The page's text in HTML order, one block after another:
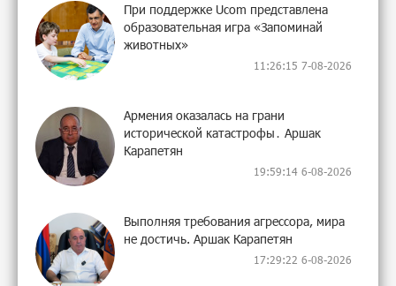
При поддержке Ucom представлена
образовательная игра «Запоминай
животных»
11:26:15 7-08-2026
Армения оказалась на грани
исторической катастрофы․ Аршак
Карапетян
19:59:14 6-08-2026
Выполняя требования агрессора, мира
не достичь. Аршак Карапетян
17:29:22 6-08-2026